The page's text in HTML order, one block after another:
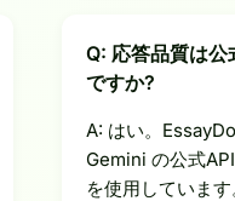
Q: 応答品質は
ですか?
A: はい。
Gemini の公式
を使用しています